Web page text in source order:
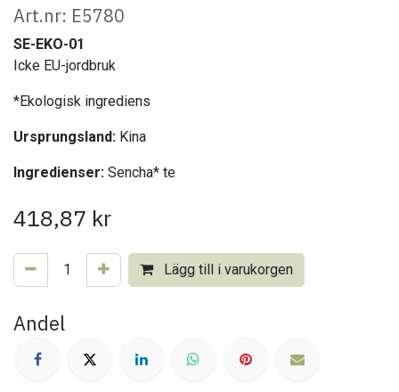
Art.nr: E5780
SE-EKO-01
Icke EU-jordbruk
*Ekologisk ingrediens
Ursprungsland: Kina
Ingredienser: Sencha* te
418,87 kr
Lägg till i varukorgen
Andel